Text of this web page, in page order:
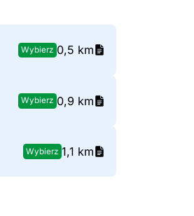
Wybierz 0,5 km
Wybierz 0,9 km
Wybierz 1,1 km